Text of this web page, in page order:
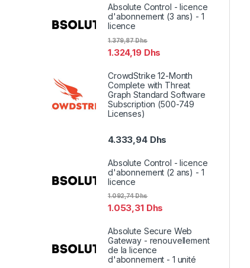
Absolute Control - licence
d'abonnement (3 ans) - 1
licence
1.324,19 Dhs
1.379,87Dhs
CrowdStrike 12-Month
Complete with Threat
Graph Standard Software
Subscription (500-749
Licenses)
4.333,94 Dhs
Absolute Control - licence
d'abonnement (2 ans) - 1
licence
1.053,31 Dhs
1.092,74Dhs
Absolute Secure Web
Gateway - renouvellement
de la licence
d'abonnement - 1 unité